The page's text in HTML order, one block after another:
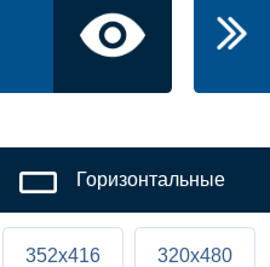
Горизонтальные
352x416 320x480